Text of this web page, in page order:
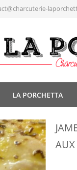
LA PORCHETTA
AUX